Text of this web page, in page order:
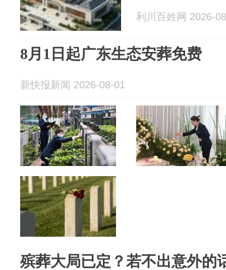
利川百姓网 2026-
8月1日起广东生态安葬免费
新快报新闻 2026-08-01
殡葬大局已定？若不出意外的